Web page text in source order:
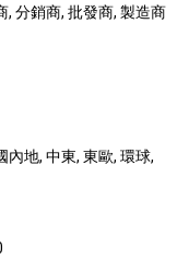
, 分銷商, 批發商, 製造商
內地, 中東, 東歐, 環球,